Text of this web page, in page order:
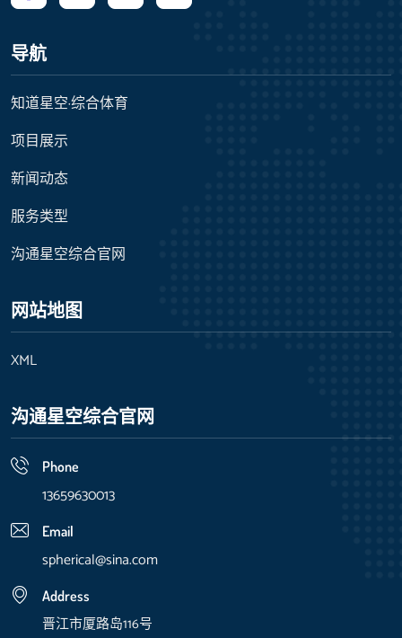
导航
知道星空·综合体育
项目展示
新闻动态
服务类型
沟通星空综合官网
网站地图
XML
沟通星空综合官网
Phone
13659630013
Email
spherical@sina.com
Address
晋江市厦路岛116号